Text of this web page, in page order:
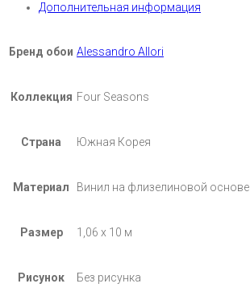
Дополнительная информация
Бренд обои Alessandro Allori
Коллекция Four Seasons
Страна Южная Корея
Материал Винил на флизелиновой основе
Размер 1,06 х 10 м
Рисунок Без рисунка